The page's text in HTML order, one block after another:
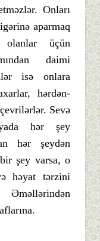
Onları
aparmaq
olanlar üçün
daimi
isə onlara
hərdən-
Sevə
hər şey
hər şeydən
şey varsa, o
həyat tərzini
Əməllərindən